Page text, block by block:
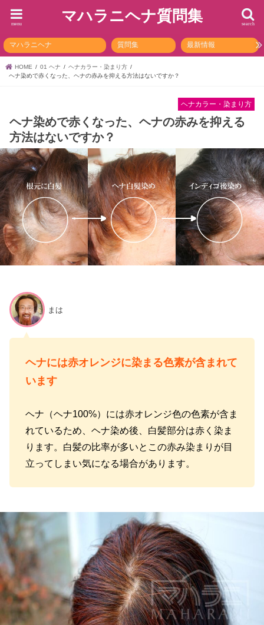
マハラニヘナ質問集 search
menu
マハラニヘナ 質問集 最新情報
HOME 01 ヘナ
ヘナカラー・染まり方
ヘナ染めで赤くなった、ヘナの赤みを抑える方法はないですか？
ヘナカラー・染まり方
ヘナ染めで赤くなった、ヘナの赤みを抑える
方法はないですか？
まは
ヘナには赤オレンジに染まる色素が含まれて
います
ヘナ（ヘナ100%）には赤オレンジ色の色素が含ま
れているため、ヘナ染め後、白髪部分は赤く染ま
ります。白髪の比率が多いとこの赤み染まりが目
立ってしまい気になる場合があります。